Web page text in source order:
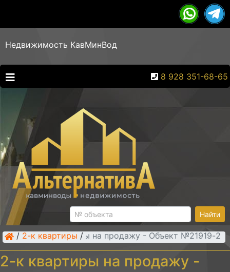
Недвижимость КавМинВод
8 928 351-68-65
Найти
/ 2-к квартиры / 2-к квартиры на продажу - Объект №21919
2-к квартиры на продажу -